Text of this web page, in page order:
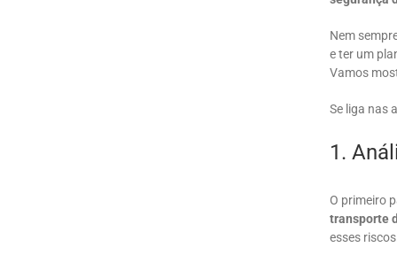
Nem
e ter um
Vamos
Se liga nas
1.
O primeiro
transporte
esses